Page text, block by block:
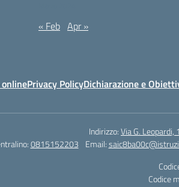
« Feb Apr »
Privacy PolicyDichiarazione e
Indirizzo:Via G. Leopardi,
0815152203 Email:
Codice